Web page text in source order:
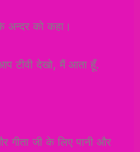
को कहा।
टीवी देखो, मैं आता हूँ.
गीता जी के लिए पानी और